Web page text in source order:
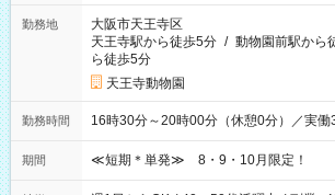
勤務地
大阪市天王寺区
天王寺駅から徒歩5分 / 動物園前駅から
ら徒歩5分
天王寺動物園
勤務時間 16時30分～20時00分（休憩0分）／実働
期間 ≪短期＊単発≫ 8・9・10月限定！